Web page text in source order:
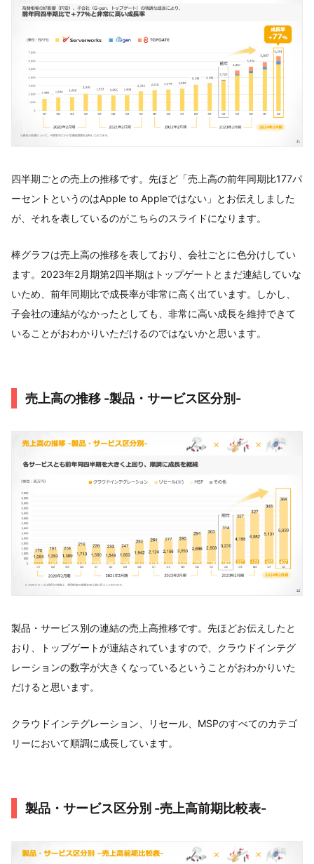
四半期ごとの売上の推移です。先ほど「売上高の前年同期比177パ
ーセントというのはApple to Appleではない」とお伝えしました
が、それを表しているのがこちらのスライドになります。
棒グラフは売上高の推移を表しており、会社ごとに色分けしてい
ます。2023年2月期第2四半期はトップゲートとまだ連結していな
いため、前年同期比で成長率が非常に高く出ています。しかし、
子会社の連結がなかったとしても、非常に高い成長を維持できて
いることがおわかりいただけるのではないかと思います。
売上高の推移 -製品・サービス区分別-
製品・サービス別の連結の売上高推移です。先ほどお伝えしたと
おり、トップゲートが連結されていますので、クラウドインテグ
レーションの数字が大きくなっているということがおわかりいた
だけると思います。
クラウドインテグレーション、リセール、MSPのすべてのカテゴ
リーにおいて順調に成長しています。
製品・サービス区分別 -売上高前期比較表-